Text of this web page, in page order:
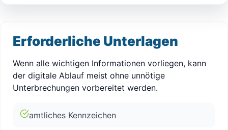
Erforderliche Unterlagen
Wenn alle wichtigen Informationen vorliegen, kann
der digitale Ablauf meist ohne unnötige
Unterbrechungen vorbereitet werden.
amtliches Kennzeichen